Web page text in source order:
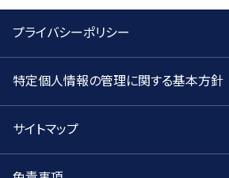
プライバシーポリシー
特定個人情報の管理に関する基本方針
サイトマップ